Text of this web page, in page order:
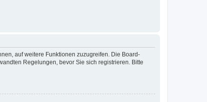
auf weitere Funktionen zuzugreifen. Die Board-
Regelungen, bevor Sie sich registrieren. Bitte